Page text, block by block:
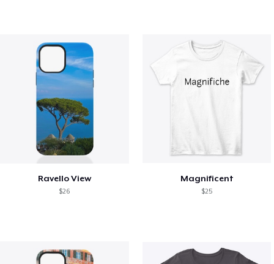
Ravello View
$26
Magnificent
$25